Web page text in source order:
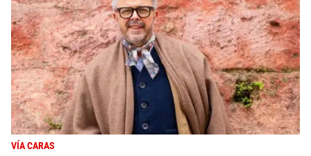
VÍA CARAS